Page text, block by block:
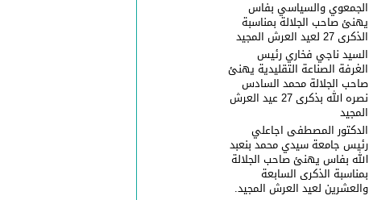
الجمعوي والسياسي بفاس
يهنئ صاحب الجلالة بمناسبة
الذكرى 27 لعيد العرش المجيد
السيد ناجي فخاري رئيس
الغرفة الصناعة التقليدية يهنئ
صاحب الجلالة محمد السادس
نصره الله بذكرى 27 عيد العرش
المجيد
الدكتور المصطفى اجاعلي
رئيس جامعة سيدي محمد بنعبد
الله بفاس يهنئ صاحب الجلالة
بمناسبة الذكرى السابعة
والعشرين لعيد العرش المجيد.